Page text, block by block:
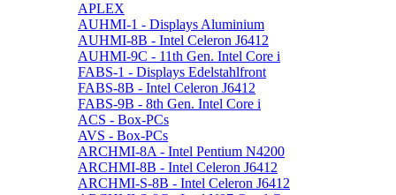
APLEX
AUHMI-1 - Displays Aluminium
AUHMI-8B - Intel Celeron J6412
AUHMI-9C - 11th Gen. Intel Core i
FABS-1 - Displays Edelstahlfront
FABS-8B - Intel Celeron J6412
FABS-9B - 8th Gen. Intel Core i
ACS - Box-PCs
AVS - Box-PCs
ARCHMI-8A - Intel Pentium N4200
ARCHMI-8B - Intel Celeron J6412
ARCHMI-S-8B - Intel Celeron J6412